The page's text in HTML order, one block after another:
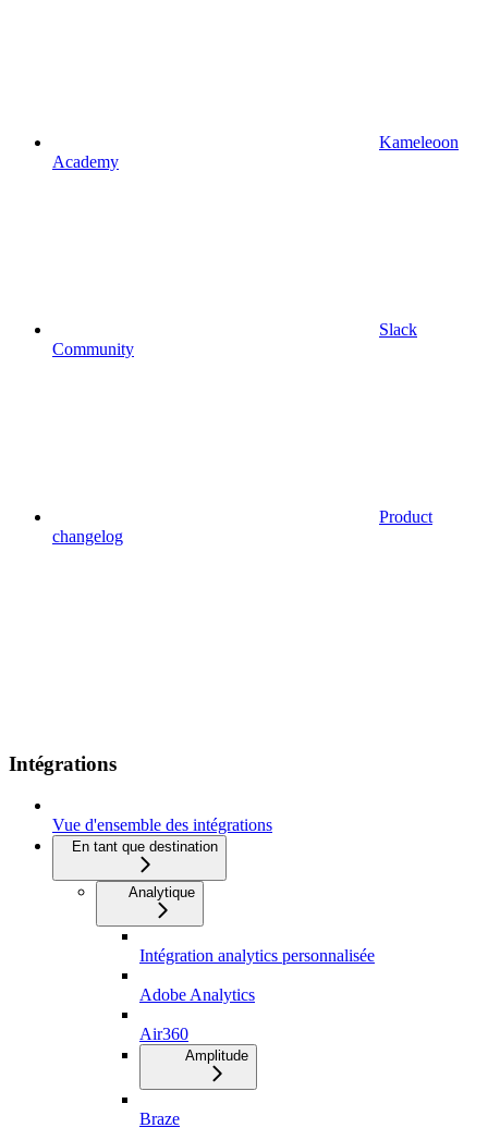
Kameleoon
Academy
Slack
Community
Product
changelog
Intégrations
Vue d'ensemble des intégrations
En tant que destination
Analytique
Intégration analytics personnalisée
Adobe Analytics
Air360
Amplitude
Braze